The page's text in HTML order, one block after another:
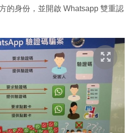
的身份，並開啟 Whatsapp 雙重認